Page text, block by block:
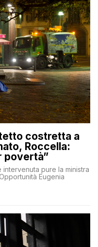
costretta a
Roccella:
povertà”
pure la ministra
Eugenia